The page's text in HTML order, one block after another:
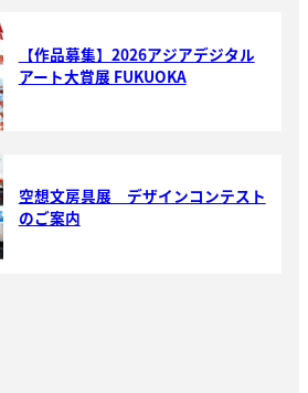
【作品募集】2026アジアデジタル
アート大賞展 FUKUOKA
空想文房具展 デザインコンテスト
のご案内